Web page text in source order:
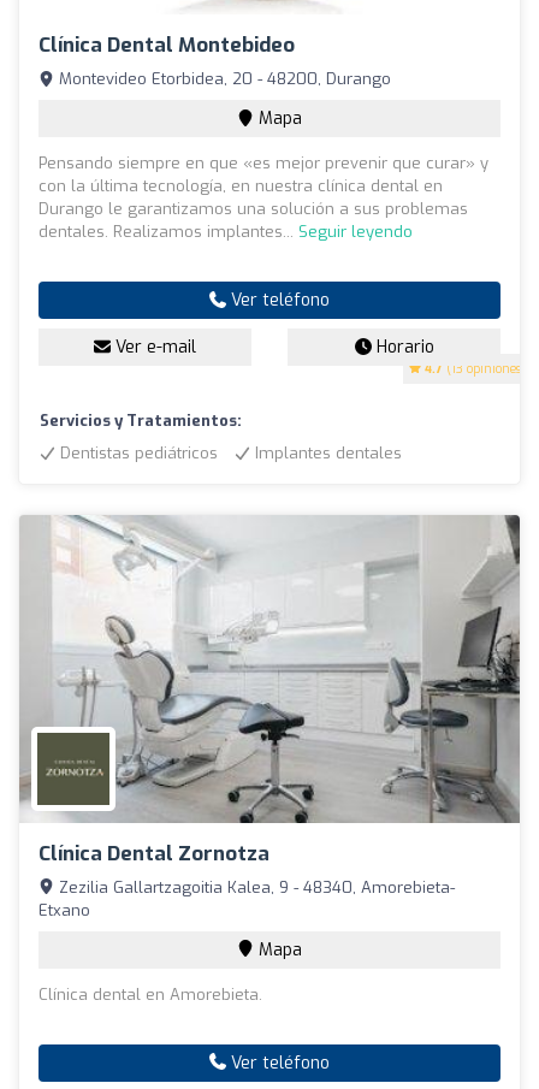
Clínica Dental Montebideo
4.7 (13 opiniones)
Montevideo Etorbidea, 20 - 48200, Durango
Mapa
Pensando siempre en que «es mejor prevenir que curar» y
con la última tecnología, en nuestra clínica dental en
Durango le garantizamos una solución a sus problemas
dentales. Realizamos implantes... Seguir leyendo
Ver teléfono
Ver e-mail Horario
Servicios y Tratamientos:
Dentistas pediátricos
Implantes dentales
Clínica Dental Zornotza
Zezilia Gallartzagoitia Kalea, 9 - 48340, Amorebieta-
Etxano
Mapa
Clínica dental en Amorebieta.
Ver teléfono